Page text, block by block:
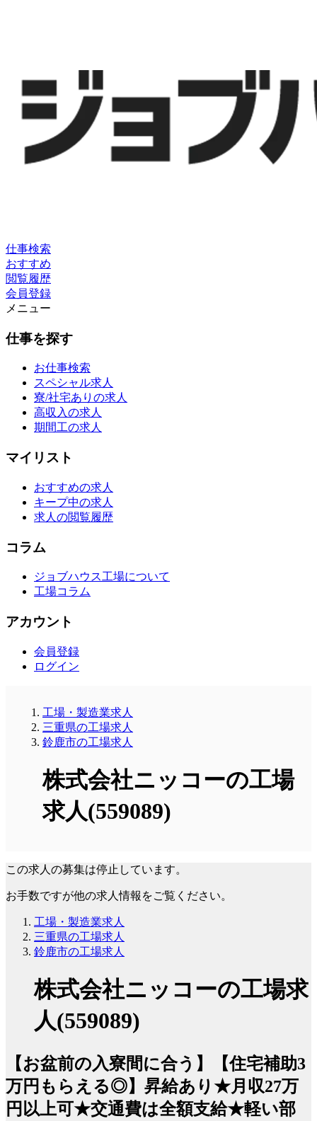
仕事検索
おすすめ
閲覧履歴
会員登録
メニュー
仕事を探す
お仕事検索
スペシャル求人
寮/社宅ありの求人
高収入の求人
期間工の求人
マイリスト
おすすめの求人
キープ中の求人
求人の閲覧履歴
コラム
ジョブハウス工場について
工場コラム
アカウント
会員登録
ログイン
工場・製造業求人
三重県の工場求人
鈴鹿市の工場求人
株式会社ニッコーの工場
求人(559089)
この求人の募集は停止しています。
お手数ですが他の求人情報をご覧ください。
工場・製造業求人
三重県の工場求人
鈴鹿市の工場求人
株式会社ニッコーの工場求
人(559089)
【お盆前の入寮間に合う】【住宅補助3
万円もらえる◎】昇給あり★月収27万
円以上可★交通費は全額支給★軽い部